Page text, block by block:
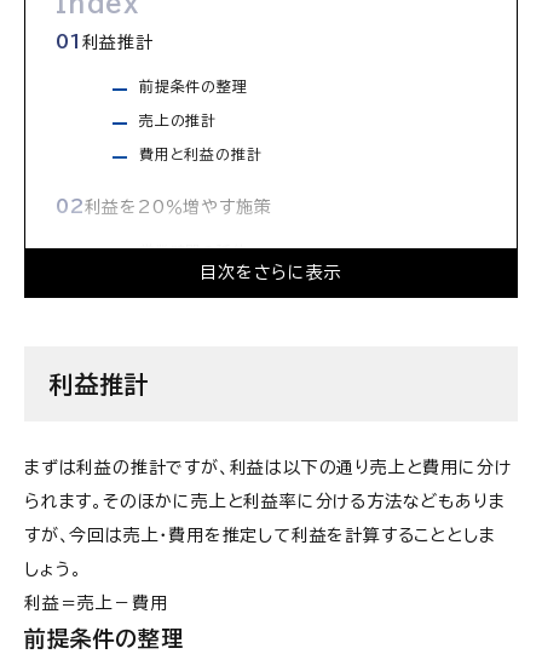
目次をさらに表示
利益推計
前提条件の整理
売上の推計
費用と利益の推計
利益を20％増やす施策
営業時間の延伸
店舗の利益の課題は客単価か営業時間に着目する
利益推計
まずは利益の推計ですが、利益は以下の通り売上と費用に分け
られます。そのほかに売上と利益率に分ける方法などもありま
すが、今回は売上・費用を推定して利益を計算することとしま
しょう。
利益＝売上－費用
前提条件の整理